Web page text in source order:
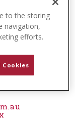
to the storing
navigation,
efforts.
Cookies